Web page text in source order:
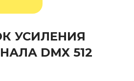
УСИЛЕНИЯ
DMX 512